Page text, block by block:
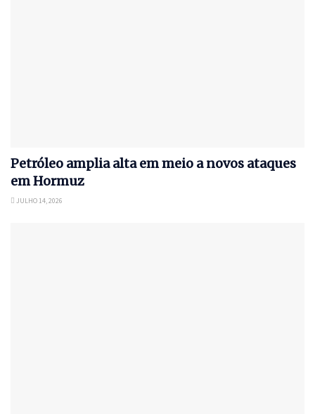
Petróleo amplia alta em meio a novos ataques
em Hormuz
JULHO 14, 2026